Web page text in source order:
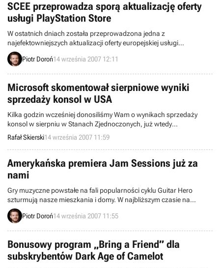
SCEE przeprowadza sporą aktualizację oferty
usługi PlayStation Store
W ostatnich dniach została przeprowadzona jedna z
najefektowniejszych aktualizacji oferty europejskiej usługi
PlayStation Store. Udostępnionych zostało kilka demonstracyjnych
wersji gier firmy Electronic Arts, wiele nowych trailerów, a także dwa
Piotr Doroń14 września 2007 12:11
Microsoft skomentował sierpniowe wyniki
sprzedaży konsol w USA
Kilka godzin wcześniej donosiliśmy Wam o wynikach sprzedaży
konsol w sierpniu w Stanach Zjednoczonych, już wtedy
wspominając, że gigant z Redmond może być z nich zadowolony.
Microsoft dodatkowo skomentował te dane.
Rafał Skierski14 września 2007 11:59
Amerykańska premiera Jam Sessions już za
nami
Gry muzyczne powstałe na fali popularności cyklu Guitar Hero
szturmują nasze mieszkania i domy. W najbliższym czasie na
największy sukces mogą liczyć trzecia odsłona GH oraz
fenomenalnie zapowiadający się Rock Band. Nie możemy jednak
sprzedaży na terenie Stanów Zjednoczonych.
Piotr Doroń14 września 2007 11:55
Bonusowy program „Bring a Friend” dla
subskrybentów Dark Age of Camelot